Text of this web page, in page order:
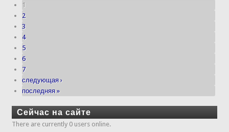
1
2
3
4
5
6
7
следующая ›
последняя »
Сейчас на сайте
There are currently 0 users online.